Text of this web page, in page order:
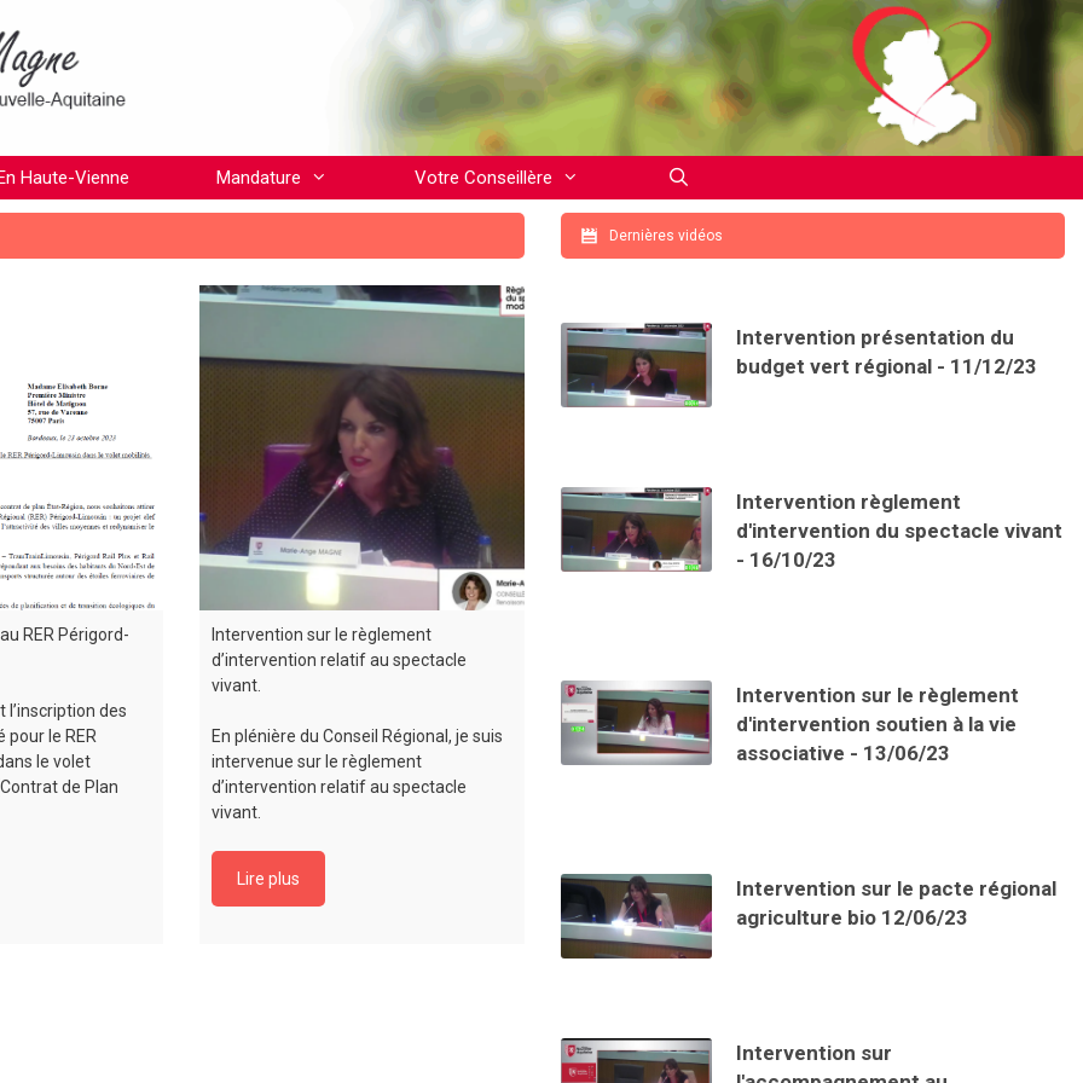
En Haute-Vienne Mandature Votre Conseillère
RER Périgord-
des
le RER
le volet
de Plan
Intervention sur le règlement
d’intervention relatif au spectacle
vivant.
En plénière du Conseil Régional, je suis
intervenue sur le règlement
d’intervention relatif au spectacle
vivant.
Lire plus
associative
En séance plénière du 13 juin 2023, je
suis intervenue sur le règlement
Lire plus
faveur des transitions
environnementales
Mon intervention sur
Dernières vidéos
Intervention présentation du
budget vert régional - 11/12/23
Intervention règlement
d'intervention du spectacle vivant
- 16/10/23
Intervention sur le règlement
d'intervention soutien à la vie
associative - 13/06/23
Intervention sur le pacte régional
agriculture bio 12/06/23
Intervention sur